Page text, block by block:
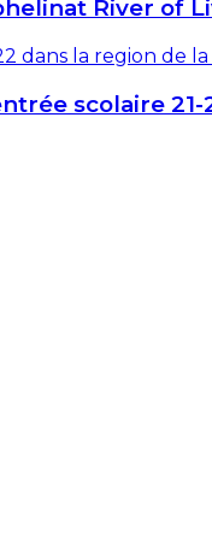
River of
scolaire